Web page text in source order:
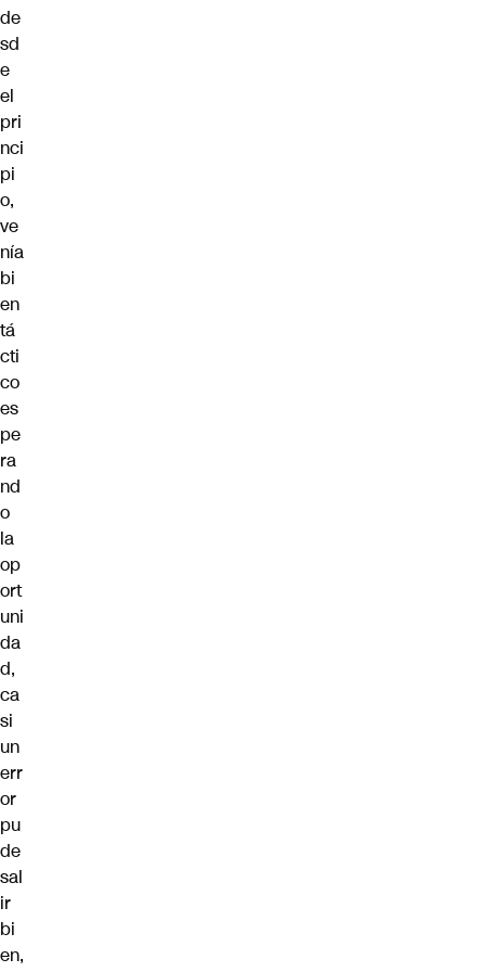
de
sd
e
el
pri
nci
pi
o,
ve
nía
bi
en
tá
cti
co
es
pe
ra
nd
o
la
op
ort
uni
da
d,
ca
si
un
err
or
pu
de
sal
ir
bi
en,